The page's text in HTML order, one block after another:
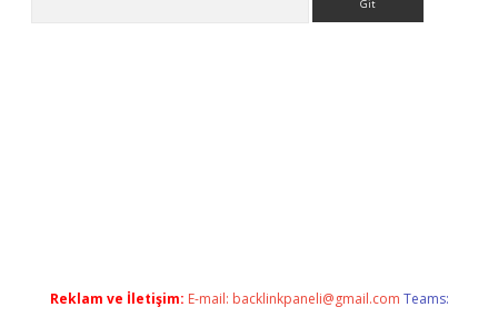
Reklam ve İletişim: E-mail: backlinkpaneli@gmail.com Teams: